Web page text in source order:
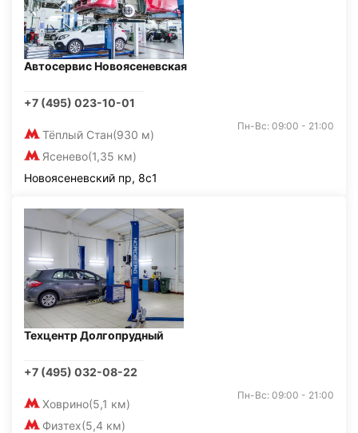
Автосервис Новоясеневская
+7 (495) 023-10-01
Тёплый Стан(930 м)
Ясенево(1,35 км)
Пн-Вс: 09:00 - 21:00
Новоясеневский пр, 8с1
Техцентр Долгопрудный
+7 (495) 032-08-22
Ховрино(5,1 км)
Физтех(5,4 км)
Пн-Вс: 09:00 - 21:00